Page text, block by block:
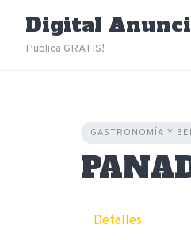
content
Digital
Publica GRATIS!
GASTRONOMÍA Y
Detalles